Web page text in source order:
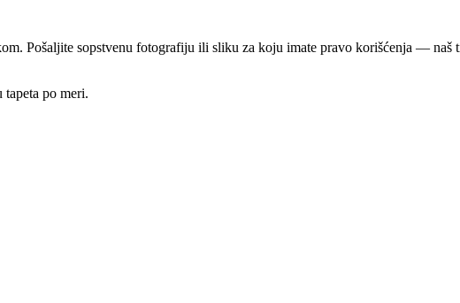
Pošaljite sopstvenu fotografiju ili sliku za koju imate pravo korišćenja — naš
po meri.